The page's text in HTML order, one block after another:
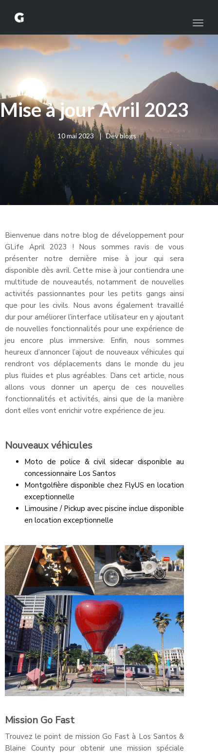
Mise à jour Avril 2023
10 mai 2023| Dev blogs
Bienvenue dans notre blog de développement pour
GLife April 2023 ! Nous sommes ravis de vous
présenter notre dernière mise à jour qui sera
disponible dès avril. Cette mise à jour contiendra une
multitude de nouveautés, notamment de nouvelles
activités passionnantes pour les petits gangs ainsi
que pour les civils. Nous avons également travaillé
dur pour améliorer l’interface utilisateur en y ajoutant
de nouvelles fonctionnalités pour une expérience de
jeu encore plus immersive. Enfin, nous sommes
heureux d’annoncer l’ajout de nouveaux véhicules qui
rendront vos déplacements dans le monde du jeu
plus fluides et plus agréables. Dans cet article, nous
allons vous donner un aperçu de ces nouvelles
fonctionnalités et activités, ainsi que de la manière
dont elles vont enrichir votre expérience de jeu.
Nouveaux véhicules
Moto de police & civil sidecar disponible au
concessionnaire Los Santos
Montgolfière disponible chez FlyUS en location
exceptionnelle
Limousine / Pickup avec piscine inclue disponible
en location exceptionnelle
Mission Go Fast
Trouvez le point de mission Go Fast à Los Santos &
Blaine County pour obtenir une mission spéciale